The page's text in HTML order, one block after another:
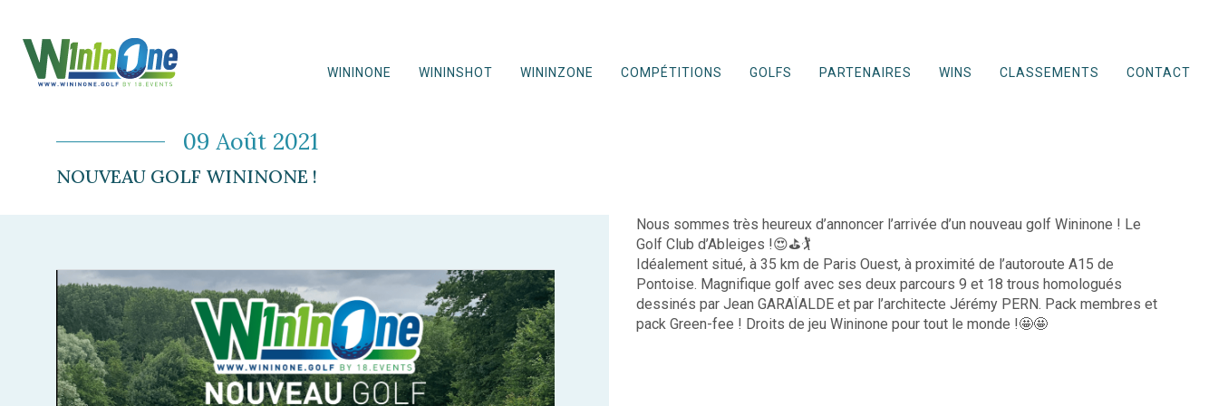
WININONE WININSHOT WININZONE COMPÉTITIONS GOLFS PARTENAIRES WINS CLASSEMENTS CONTACT
09 Août 2021
NOUVEAU GOLF WININONE !
Nous sommes très heureux d’annoncer l’arrivée d’un nouveau golf Wininone ! Le
Golf Club d’Ableiges !😍⛳️🏌️
Idéalement situé, à 35 km de Paris Ouest, à proximité de l’autoroute A15 de
Pontoise. Magnifique golf avec ses deux parcours 9 et 18 trous homologués
dessinés par Jean GARAÏALDE et par l’architecte Jérémy PERN. Pack membres et
pack Green-fee ! Droits de jeu Wininone pour tout le monde !🤩🤩